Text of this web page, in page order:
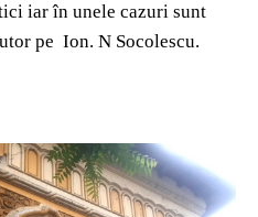
iar în unele cazuri sunt
pe Ion. N Socolescu.